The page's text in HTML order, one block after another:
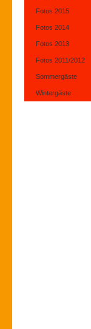
Fotos 2015
Fotos 2014
Fotos 2013
Fotos 2011/2012
Sommergäste
Wintergäste